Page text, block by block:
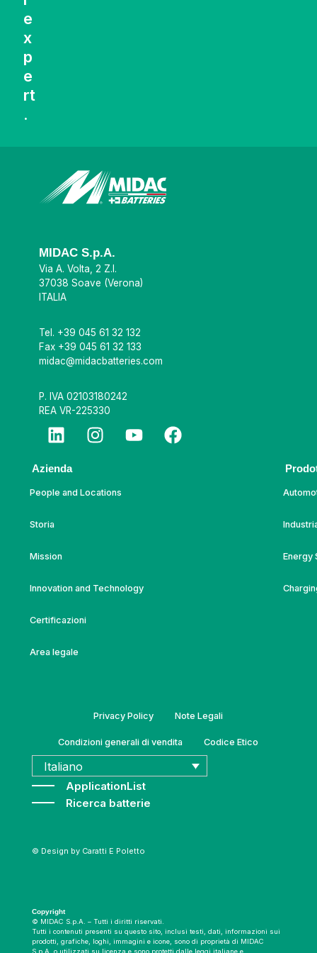
e
x
p
e
rt
.
MIDAC S.p.A.
Via A. Volta, 2 Z.I.
37038 Soave (Verona)
ITALIA
Tel. +39 045 61 32 132
Fax +39 045 61 32 133
midac@midacbatteries.com
P. IVA 02103180242
REA VR-225330
Azienda
People and Locations
Storia
Mission
Innovation and Technology
Certificazioni
Area legale
Energy
Italiano
ApplicationList
Ricerca batterie
Privacy Policy Note Legali
Condizioni generali di vendita Codice Etico
© Design by Caratti E Poletto
Copyright
© MIDAC S.p.A. – Tutti i diritti riservati.
Tutti i contenuti presenti su questo sito, inclusi testi, dati, informazioni sui
prodotti, grafiche, loghi, immagini e icone, sono di proprietà di MIDAC
S.p.A. o utilizzati su licenza e sono protetti dalle leggi italiane e